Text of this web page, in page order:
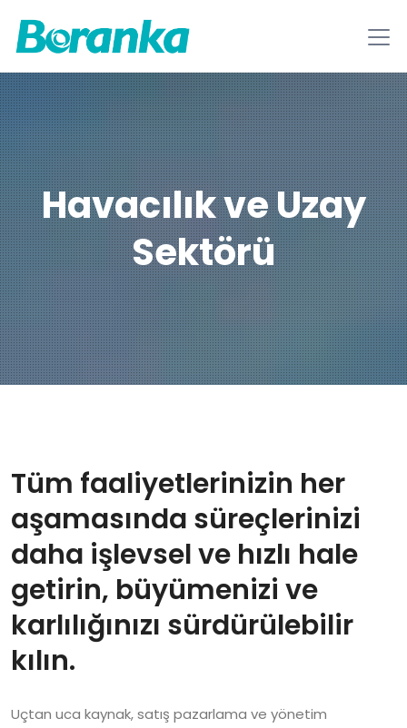
Havacılık ve Uzay
Sektörü
Tüm faaliyetlerinizin her
aşamasında süreçlerinizi
daha işlevsel ve hızlı hale
getirin, büyümenizi ve
karlılığınızı sürdürülebilir
kılın.
Uçtan uca kaynak, satış pazarlama ve yönetim